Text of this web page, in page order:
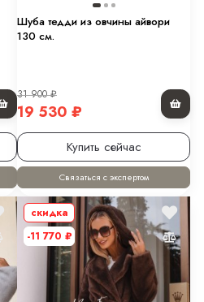
Шуба тедди из овчины айвори
130 см.
31 900₽
19 530 ₽
Купить сейчас
Связаться с экспертом
скидка
-11 770 ₽